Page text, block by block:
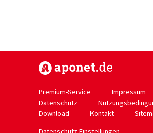
Premium-Service
Impressum
Datenschutz
Download
Kontakt